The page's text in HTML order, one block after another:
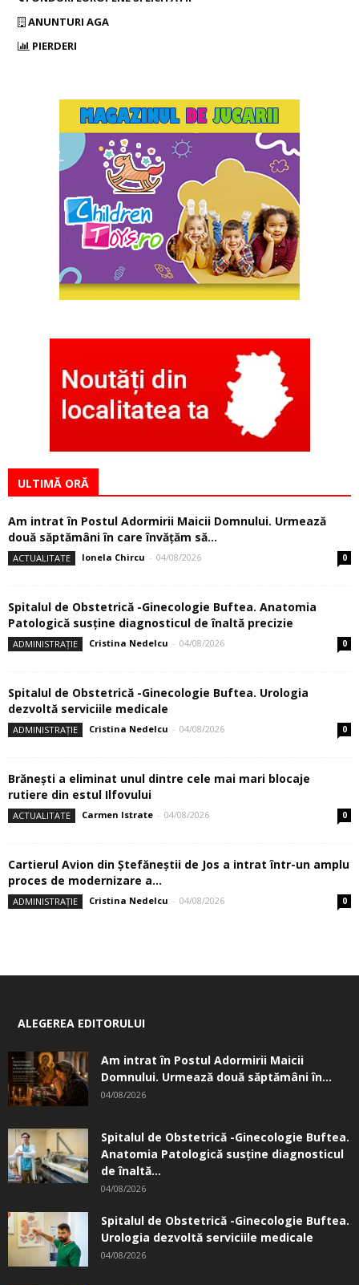
ANUNTURI AGA
PIERDERI
ULTIMĂ ORĂ
Am intrat în Postul Adormirii Maicii Domnului. Urmează
două săptămâni în care învăţăm să...
ACTUALITATE Ionela Chircu - 04/08/2026 0
Spitalul de Obstetrică -Ginecologie Buftea. Anatomia
Patologică susţine diagnosticul de înaltă precizie
ADMINISTRAȚIE Cristina Nedelcu - 04/08/2026 0
Spitalul de Obstetrică -Ginecologie Buftea. Urologia
dezvoltă serviciile medicale
ADMINISTRAȚIE Cristina Nedelcu - 04/08/2026 0
Brănești a eliminat unul dintre cele mai mari blocaje
rutiere din estul Ilfovului
ACTUALITATE Carmen Istrate - 04/08/2026 0
Cartierul Avion din Ştefăneştii de Jos a intrat într-un amplu
proces de modernizare a...
ADMINISTRAȚIE Cristina Nedelcu - 04/08/2026 0
ALEGEREA EDITORULUI
Am intrat în Postul Adormirii Maicii
Domnului. Urmează două săptămâni în...
04/08/2026
Spitalul de Obstetrică -Ginecologie Buftea.
Anatomia Patologică susţine diagnosticul
de înaltă...
04/08/2026
Spitalul de Obstetrică -Ginecologie Buftea.
Urologia dezvoltă serviciile medicale
04/08/2026